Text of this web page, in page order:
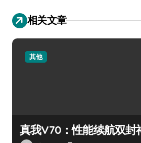
相关文章
其他
真我V70：性能续航双封